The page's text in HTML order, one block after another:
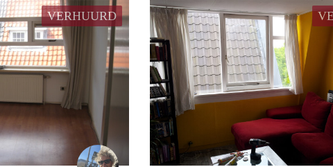
How
Wat
Wat
Alle
VERHUURD